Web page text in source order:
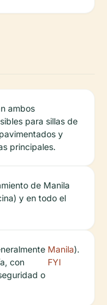
ambos
para sillas de
y
principales.
de Manila
y en todo el
con
o
Manila
FYI
).